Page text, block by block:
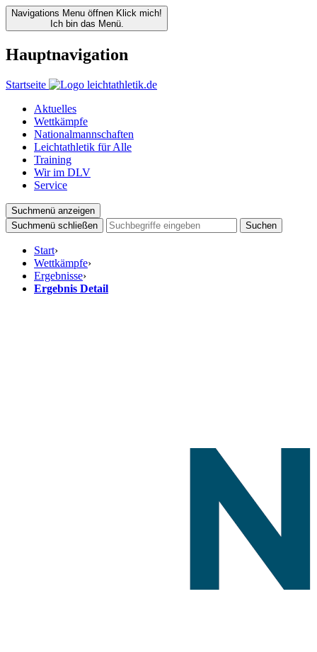
Navigations Menu öffnen Klick mich!
Ich bin das Menü.
Hauptnavigation
Startseite
Aktuelles
Wettkämpfe
Nationalmannschaften
Leichtathletik für Alle
Training
Wir im DLV
Service
Suchmenü anzeigen
Suchmenü schließen
Suchen
Start›
Wettkämpfe›
Ergebnisse›
Ergebnis Detail